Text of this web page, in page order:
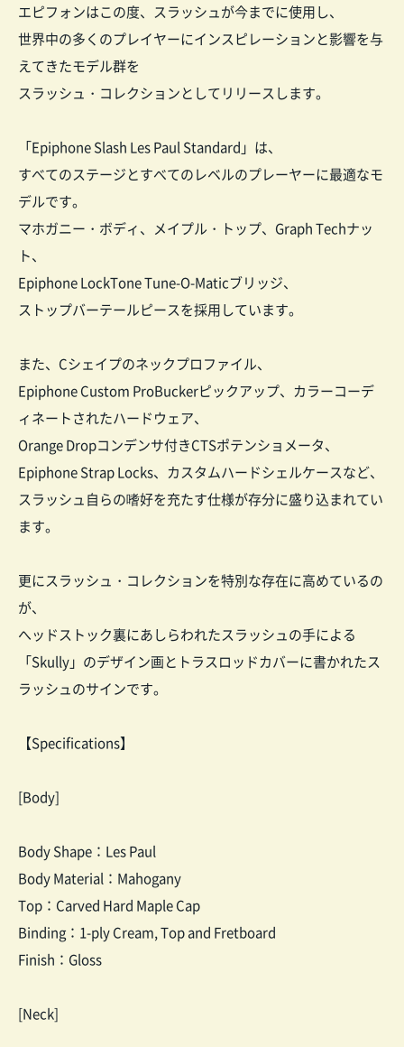
エピフォンはこの度、スラッシュが今までに使用し、
世界中の多くのプレイヤーにインスピレーションと影響を与
えてきたモデル群を
スラッシュ・コレクションとしてリリースします。
「Epiphone Slash Les Paul Standard」は、
すべてのステージとすべてのレベルのプレーヤーに最適なモ
デルです。
マホガニー・ボディ、メイプル・トップ、Graph Techナッ
ト、
Epiphone LockTone Tune-O-Maticブリッジ、
ストップバーテールピースを採用しています。
また、Cシェイプのネックプロファイル、
Epiphone Custom ProBuckerピックアップ、カラーコーデ
ィネートされたハードウェア、
Orange Dropコンデンサ付きCTSポテンショメータ、
Epiphone Strap Locks、カスタムハードシェルケースなど、
スラッシュ自らの嗜好を充たす仕様が存分に盛り込まれてい
ます。
更にスラッシュ・コレクションを特別な存在に高めているの
が、
へッドストック裏にあしらわれたスラッシュの手による
「Skully」のデザイン画とトラスロッドカバーに書かれたス
ラッシュのサインです。
【Specifications】
[Body]
Body Shape：Les Paul
Body Material：Mahogany
Top：Carved Hard Maple Cap
Binding：1-ply Cream, Top and Fretboard
Finish：Gloss
[Neck]